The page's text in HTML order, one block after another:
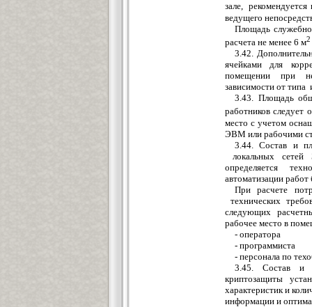
зале, рекомендуется
ведущего
Площадь
расчета не менее 6 м2
3.42.
ячейками для
помещении при
зависимости от типа
3.43. Площадь об
работников следует
место с учетом
ЭВМ или рабочими
3.44. Состав и
локальных сетей
определяется
автоматизации работ
При расчете
технических
следующих
рабочее место в
-
- программиста
- персонала по
3.45. Состав
криптозащиты
характеристик и
информации и